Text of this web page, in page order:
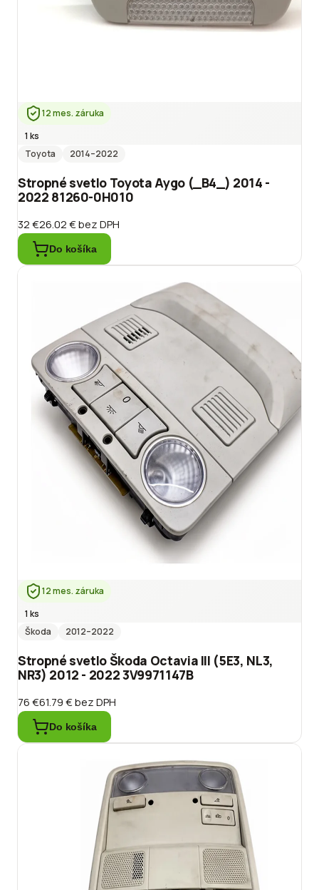
12 mes. záruka
1 ks
Toyota
2014–2022
Stropné svetlo Toyota Aygo (_B4_) 2014 -
2022 81260-0H010
32 €26.02 €bez DPH
Do košíka
12 mes. záruka
1 ks
Škoda
2012–2022
Stropné svetlo Škoda Octavia III (5E3, NL3,
NR3) 2012 - 2022 3V9971147B
76 €61.79 €bez DPH
Do košíka